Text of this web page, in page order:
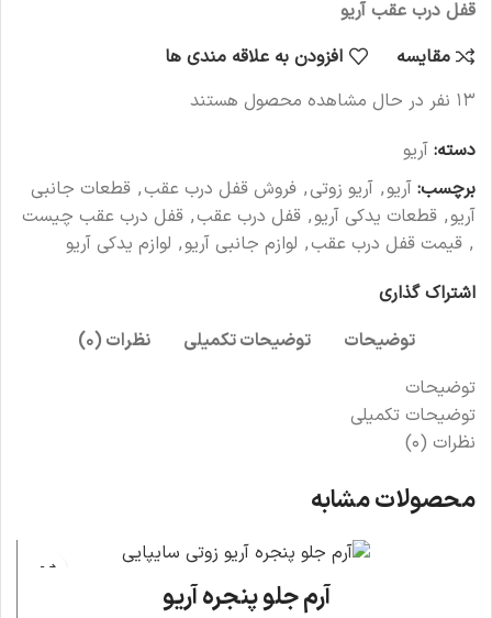
قفل درب عقب آریو
مقایسه
افزودن به علاقه مندی ها
۱۳ نفر در حال مشاهده محصول هستند
دسته: آریو
برچسب: آریو, آریو زوتی, فروش قفل درب عقب, قطعات جانبی
آریو, قطعات یدکی آریو, قفل درب عقب, قفل درب عقب چیست
, قیمت قفل درب عقب, لوازم جانبی آریو, لوازم یدکی آریو
اشتراک گذاری
توضیحات
توضیحات تکمیلی
نظرات (۰)
توضیحات
توضیحات تکمیلی
نظرات (۰)
محصولات مشابه
آرم جلو پنجره آریو